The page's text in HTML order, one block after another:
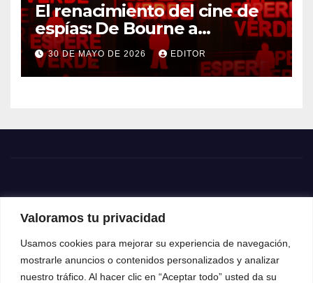
Valoramos tu privacidad
Usamos cookies para mejorar su experiencia de navegación,
mostrarle anuncios o contenidos personalizados y analizar
nuestro tráfico. Al hacer clic en “Aceptar todo” usted da su
El renacimiento del cine de
espías: De Bourne a
Treadstone
30 DE MAYO DE 2026 EDITOR